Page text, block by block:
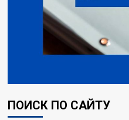
ПОИСК ПО САЙТУ